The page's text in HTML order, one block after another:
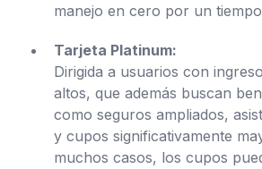
manejo en cero por un
Tarjeta Platinum:
Dirigida a usuarios con
altos, que además buscan
como seguros ampliados,
y cupos significativamente
muchos casos, los cupos